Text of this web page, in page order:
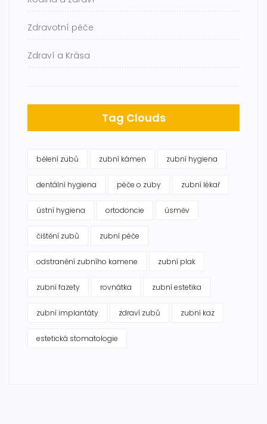
Zdravotní péče
Zdraví a Krása
Tag Clouds
bělení zubů zubní kámen zubní hygiena
dentální hygiena péče o zuby zubní lékař
ústní hygiena ortodoncie úsměv
čištění zubů zubní péče
odstranění zubního kamene zubní plak
zubní fazety rovnátka zubní estetika
zubní implantáty zdraví zubů zubní kaz
estetická stomatologie